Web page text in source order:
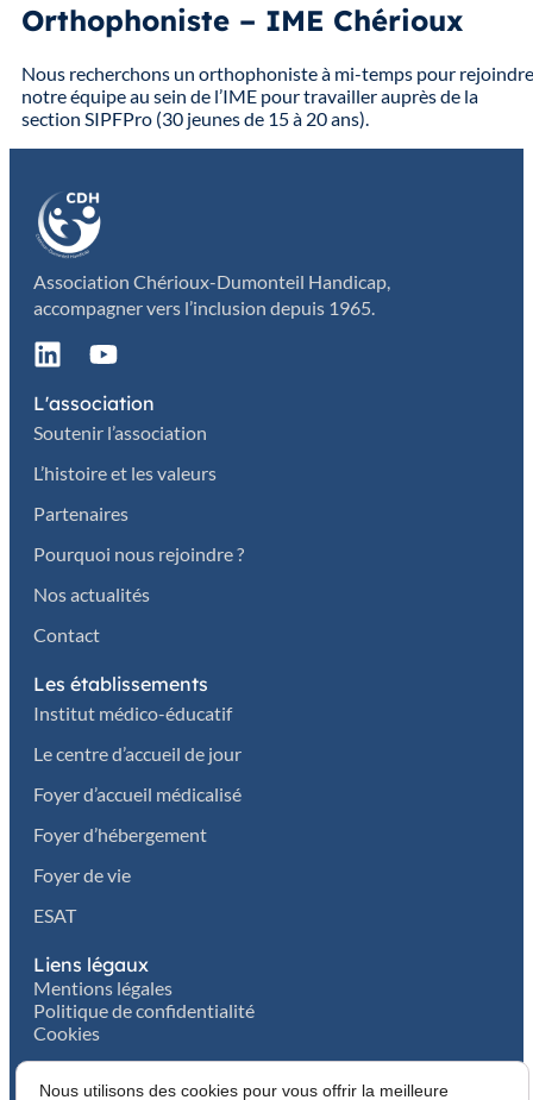
Orthophoniste – IME Chérioux
Nous recherchons un orthophoniste à mi-temps pour rejoindre
notre équipe au sein de l’IME pour travailler auprès de la
section SIPFPro (30 jeunes de 15 à 20 ans).
Association Chérioux-Dumonteil Handicap,
accompagner vers l’inclusion depuis 1965.
L'association
Soutenir l’association
L’histoire et les valeurs
Partenaires
Pourquoi nous rejoindre ?
Nos actualités
Contact
Les établissements
Institut médico-éducatif
Le centre d’accueil de jour
Foyer d’accueil médicalisé
Foyer d’hébergement
Foyer de vie
ESAT
Liens légaux
Mentions légales
Politique de confidentialité
Cookies
Nous utilisons des cookies pour vous offrir la meilleure